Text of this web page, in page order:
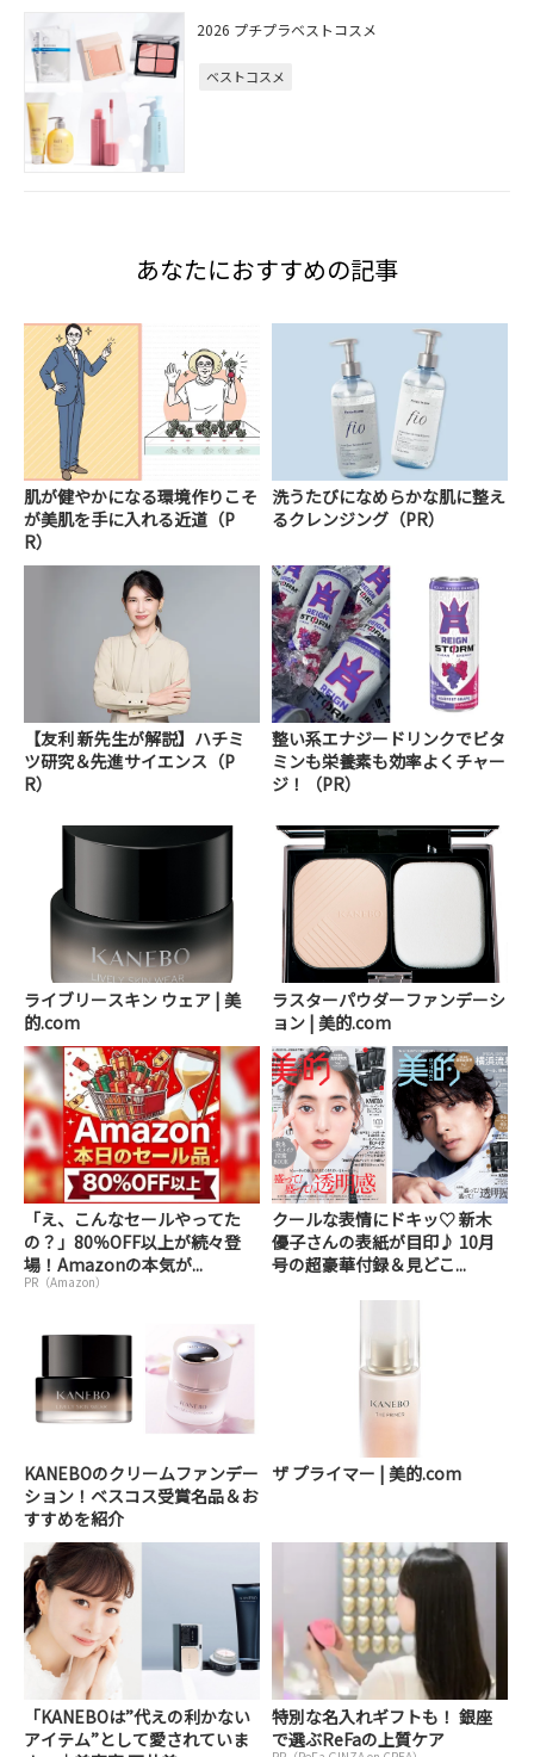
2026 プチプラベストコスメ
ベストコスメ
あなたにおすすめの記事
肌が健やかになる環境作りこそ
が美肌を手に入れる近道（P
R）
洗うたびになめらかな肌に整え
るクレンジング（PR）
【友利 新先生が解説】ハチミ
ツ研究＆先進サイエンス（P
R）
整い系エナジードリンクでビタ
ミンも栄養素も効率よくチャー
ジ！（PR）
ライブリースキン ウェア | 美
的.com
ラスターパウダーファンデーシ
ョン | 美的.com
「え、こんなセールやってた
の？」80％OFF以上が続々登
場！Amazonの本気が...
PR（Amazon）
クールな表情にドキッ♡ 新木
優子さんの表紙が目印♪ 10月
号の超豪華付録＆見どこ...
KANEBOのクリームファンデー
ション！ベスコス受賞名品＆お
すすめを紹介
ザ プライマー | 美的.com
「KANEBOは”代えの利かない
アイテム”として愛されていま
特別な名入れギフトも！ 銀座
で選ぶReFaの上質ケア